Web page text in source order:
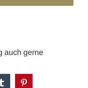
auch gerne
TumblrPinterest